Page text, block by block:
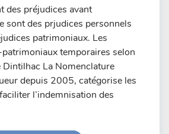
des préjudices avant
sont des prjudices personnels
patrimoniaux. Les
temporaires selon
La Nomenclature
depuis 2005, catégorise les
l’indemnisation des